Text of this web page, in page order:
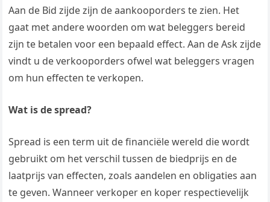
Aan de Bid zijde zijn de aankooporders te zien. Het
gaat met andere woorden om wat beleggers bereid
zijn te betalen voor een bepaald effect. Aan de Ask zijde
vindt u de verkooporders ofwel wat beleggers vragen
om hun effecten te verkopen.
Wat is de spread?
Spread is een term uit de financiële wereld die wordt
gebruikt om het verschil tussen de biedprijs en de
laatprijs van effecten, zoals aandelen en obligaties aan
te geven. Wanneer verkoper en koper respectievelijk